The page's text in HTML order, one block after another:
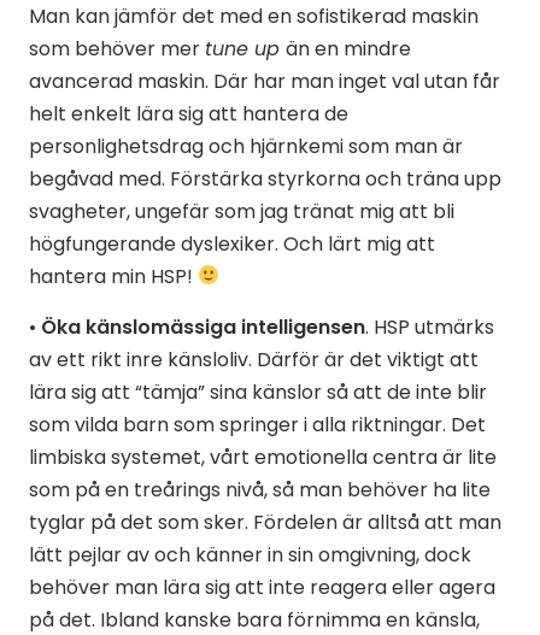
Man kan jämför det med ensofistikerad maskin
som behöver mer tune upän en mindre
avancerad maskin. Där har man inget val utan får
helt enkelt lära sig att hantera de
personlighetsdrag och hjärnkemi som man är
begåvad med. Förstärka styrkorna och träna upp
svagheter, ungefär som jag tränat mig att bli
högfungerande dyslexiker. Och lärt mig att
hantera min HSP!
• Öka känslomässiga intelligensen. HSP utmärks
av ett rikt inre känsloliv. Därför är det viktigt att
lära sig att “tämja” sina känslor så att de inte blir
som vilda barn som springer i alla riktningar. Det
limbiska systemet, vårt emotionella centra är lite
som på en treårings nivå, så man behöver ha lite
tyglar på det som sker. Fördelen är alltså att man
lätt pejlar av och känner in sin omgivning, dock
behöver man lära sig att inte reagera eller agera
på det. Ibland kanske bara förnimma en känsla,